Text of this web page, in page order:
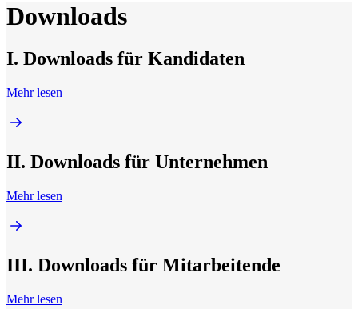
Downloads
I. Downloads für Kandidaten
Mehr lesen
II. Downloads für Unternehmen
Mehr lesen
III. Downloads für Mitarbeitende
Mehr lesen